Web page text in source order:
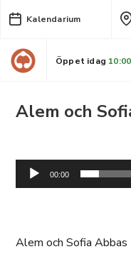
Kalendarium
Öppet idag
Alem och
Ljudspelare
00:00
Alem och Sofia Abbas